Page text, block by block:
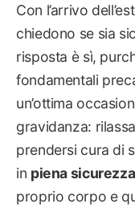
Con l’arrivo
chiedono se sia
risposta è sì,
fondamentali
un’ottima
gravidanza:
prendersi cura di
in piena sicurezza
proprio corpo e